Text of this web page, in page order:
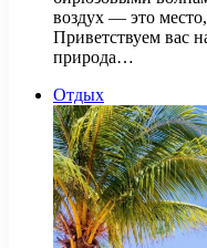
воздух — это место,
Приветствуем вас
природа…
Отдых